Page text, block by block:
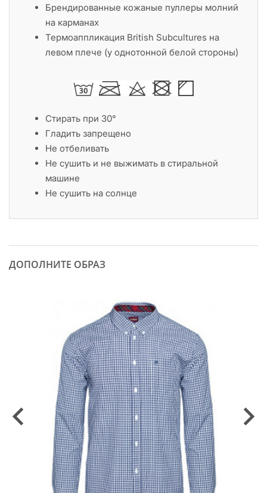
Брендированные кожаные пуллеры молний
на карманах
Термоаппликация British Subcultures на
левом плече (у однотонной белой стороны)
Стирать при 30°
Гладить запрещено
Не отбеливать
Не сушить и не выжимать в стиральной
машине
Не сушить на солнце
ДОПОЛНИТЕ ОБРАЗ